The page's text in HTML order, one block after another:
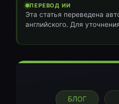
ПЕРЕВОД ИИ
Эта статья переведена
английского. Для